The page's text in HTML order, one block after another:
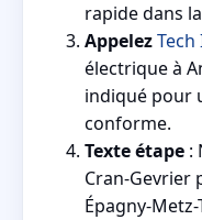
rapide dans
Appelez
électrique à
indiqué pour
conforme.
Texte étape :
Cran-Gevrier
Épagny-